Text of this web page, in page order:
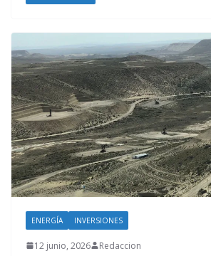
ENERGÍA INVERSIONES
12 junio, 2026 Redaccion